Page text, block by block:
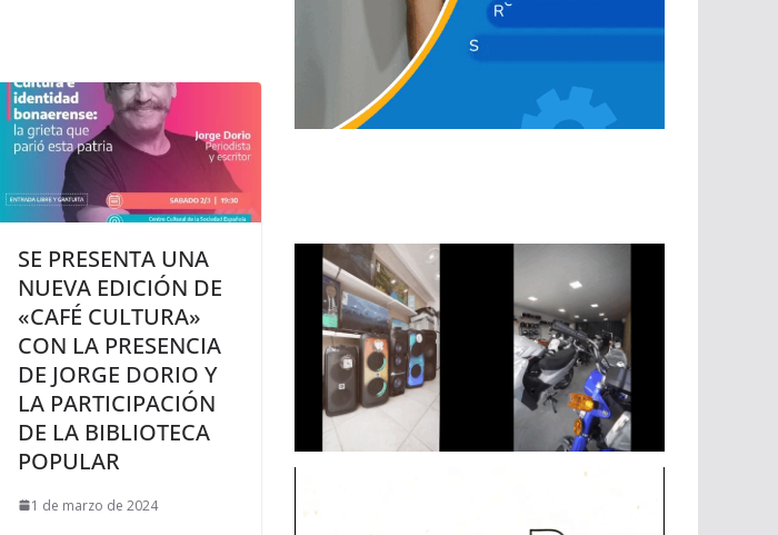
SE PRESENTA UNA
NUEVA EDICIÓN DE
«CAFÉ CULTURA»
CON LA PRESENCIA
DE JORGE DORIO Y
LA PARTICIPACIÓN
DE LA BIBLIOTECA
POPULAR
1 de marzo de 2024